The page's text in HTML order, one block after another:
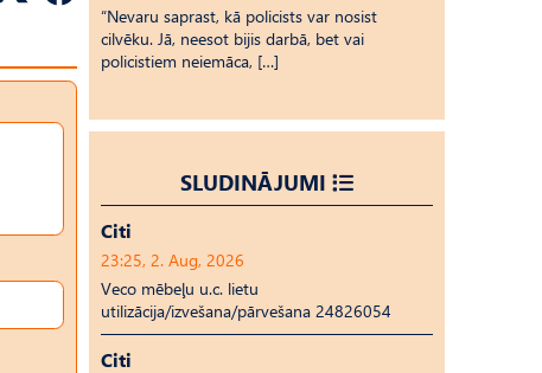
“Nevaru saprast, kā policists var nosist
cilvēku. Jā, neesot bijis darbā, bet vai
policistiem neiemāca, […]
SLUDINĀJUMI
Citi
23:25, 2. Aug, 2026
Veco mēbeļu u.c. lietu
utilizācija/izvešana/pārvešana 24826054
Citi